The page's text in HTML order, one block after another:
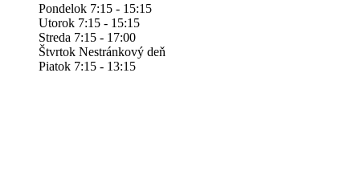
Pondelok 7:15 - 15:15
Utorok 7:15 - 15:15
Streda 7:15 - 17:00
Štvrtok Nestránkový deň
Piatok 7:15 - 13:15